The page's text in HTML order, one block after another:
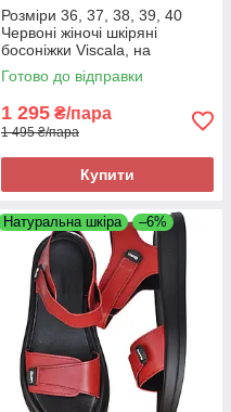
Розміри 36, 37, 38, 39, 40
Червоні жіночі шкіряні
босоніжки Viscala, на
низькому ходу, легкі та зручні
Готово до відправки
1 295 ₴/пара
1 495 ₴/пара
Купити
Натуральна шкіра –6%